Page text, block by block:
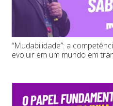
“Mudabilidade”: a
evoluir em um mundo em